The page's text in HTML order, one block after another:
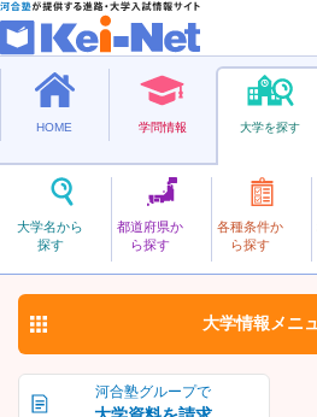
HOME 学問情報 大学を探す
大学名から
探す
都道府県か
ら探す
各種条件か
ら探す
私立
せいけい
成蹊大学
河合塾グループで
大学情報 メニ